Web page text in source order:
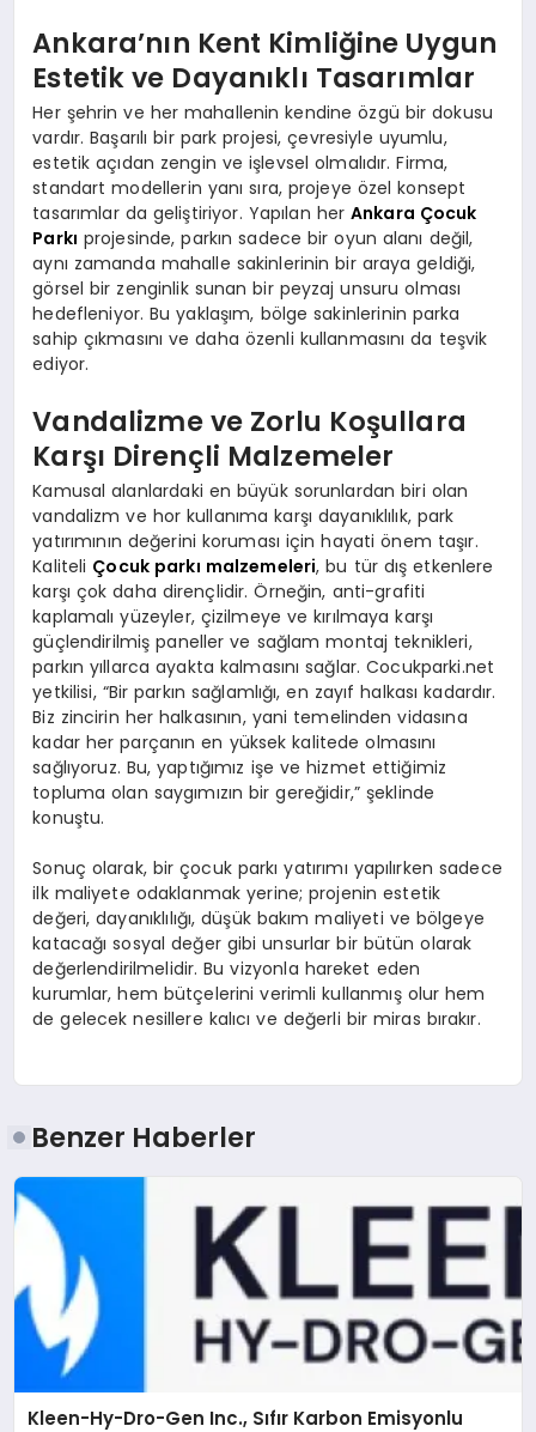
Ankara’nın Kent Kimliğine Uygun
Estetik ve Dayanıklı Tasarımlar
Her şehrin ve her mahallenin kendine özgü bir dokusu
vardır. Başarılı bir park projesi, çevresiyle uyumlu,
estetik açıdan zengin ve işlevsel olmalıdır. Firma,
standart modellerin yanı sıra, projeye özel konsept
tasarımlar da geliştiriyor. Yapılan her Ankara Çocuk
Parkı projesinde, parkın sadece bir oyun alanı değil,
aynı zamanda mahalle sakinlerinin bir araya geldiği,
görsel bir zenginlik sunan bir peyzaj unsuru olması
hedefleniyor. Bu yaklaşım, bölge sakinlerinin parka
sahip çıkmasını ve daha özenli kullanmasını da teşvik
ediyor.
Vandalizme ve Zorlu Koşullara
Karşı Dirençli Malzemeler
Kamusal alanlardaki en büyük sorunlardan biri olan
vandalizm ve hor kullanıma karşı dayanıklılık, park
yatırımının değerini koruması için hayati önem taşır.
Kaliteli Çocuk parkı malzemeleri, bu tür dış etkenlere
karşı çok daha dirençlidir. Örneğin, anti-grafiti
kaplamalı yüzeyler, çizilmeye ve kırılmaya karşı
güçlendirilmiş paneller ve sağlam montaj teknikleri,
parkın yıllarca ayakta kalmasını sağlar. Cocukparki.net
yetkilisi, “Bir parkın sağlamlığı, en zayıf halkası kadardır.
Biz zincirin her halkasının, yani temelinden vidasına
kadar her parçanın en yüksek kalitede olmasını
sağlıyoruz. Bu, yaptığımız işe ve hizmet ettiğimiz
topluma olan saygımızın bir gereğidir,” şeklinde
konuştu.
Sonuç olarak, bir çocuk parkı yatırımı yapılırken sadece
ilk maliyete odaklanmak yerine; projenin estetik
değeri, dayanıklılığı, düşük bakım maliyeti ve bölgeye
katacağı sosyal değer gibi unsurlar bir bütün olarak
değerlendirilmelidir. Bu vizyonla hareket eden
kurumlar, hem bütçelerini verimli kullanmış olur hem
de gelecek nesillere kalıcı ve değerli bir miras bırakır.
Benzer Haberler
Kleen-Hy-Dro-Gen Inc., Sıfır Karbon Emisyonlu